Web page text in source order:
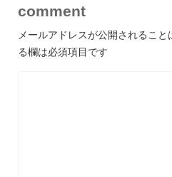
comment
メールアドレスが公開されること
る欄は必須項目です